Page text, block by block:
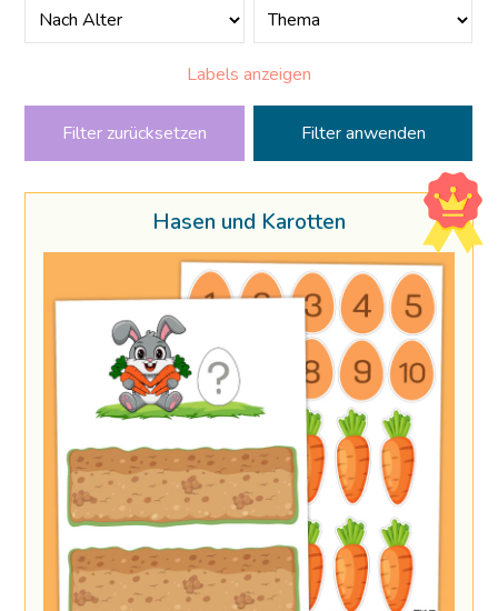
Labels anzeigen
Filter zurücksetzen
Hasen und Karotten